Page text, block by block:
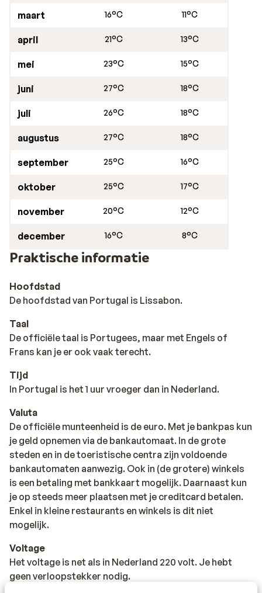
maart 16°C 11°C
april 21°C 13°C
mei 23°C 15°C
juni 27°C 18°C
juli 26°C 18°C
augustus 27°C 18°C
september 25°C 16°C
oktober 25°C 17°C
november 20°C 12°C
december 16°C 8°C
Praktische informatie
Hoofdstad
De hoofdstad van Portugal is Lissabon.
Taal
De officiële taal is Portugees, maar met Engels of
Frans kan je er ook vaak terecht.
Tijd
In Portugal is het 1 uur vroeger dan in Nederland.
Valuta
De officiële munteenheid is de euro. Met je bankpas kun
je geld opnemen via de bankautomaat. In de grote
steden en in de toeristische centra zijn voldoende
bankautomaten aanwezig. Ook in (de grotere) winkels
is een betaling met bankkaart mogelijk. Daarnaast kun
je op steeds meer plaatsen met je creditcard betalen.
Enkel in kleine restaurants en winkels is dit niet
mogelijk.
Voltage
Het voltage is net als in Nederland 220 volt. Je hebt
geen verloopstekker nodig.